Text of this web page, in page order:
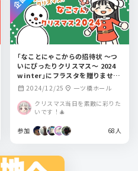
｢なことにゃこからの招待状 ～つ
いにぴったりクリスマス～ 2024
winter｣にフラスタを贈りません
か？
calendar_month 2024/12/25 location_on 一ツ橋ホール
クリスマス当日を素敵に彩りた
いです！🎄
参加 68人